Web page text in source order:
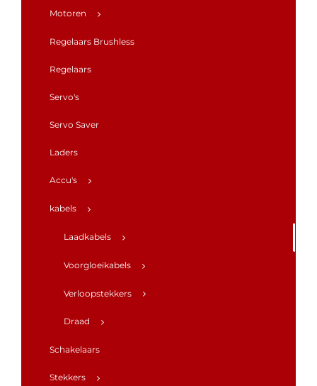
Motoren
Regelaars Brushless
Regelaars
Servo's
Servo Saver
Laders
Accu's
kabels
Laadkabels
Voorgloeikabels
Verloopstekkers
Draad
Schakelaars
Stekkers